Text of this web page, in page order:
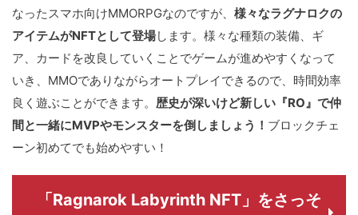
なったスマホ向けMMORPGなのですが、 様々なラグナロクの
アイテムがNFTとして登場します。様々な種類の装備、ギ
ア、カードを改良していくことでゲームが進めやすくなって
いき、MMOでありながらオートプレイできるので、時間効率
良く遊ぶことができます。 歴史が深いけど新しい『RO』で仲
間と一緒にMVPやモンスターを倒しましょう！ ブロックチェ
ーン初めてでも始めやすい！
「Ragnarok Labyrinth NFT」をさっそ